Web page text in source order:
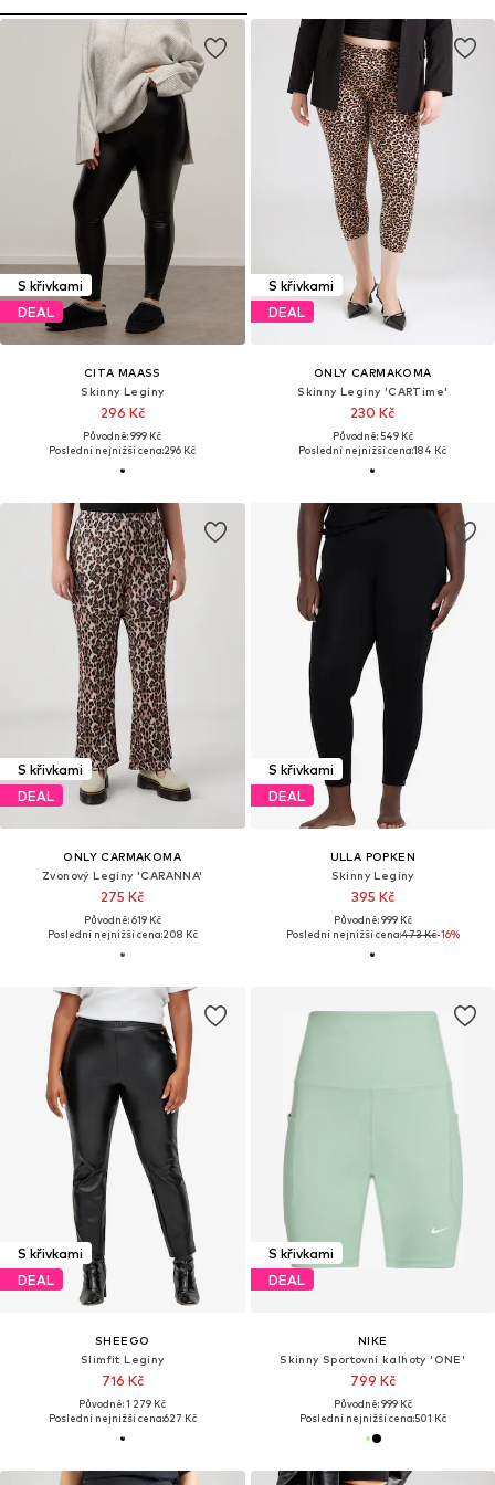
S křivkami
DEAL
CITA MAASS
Skinny Legíny
296 Kč
Původně: 999 Kč
Poslední nejnižší cena:296 Kč
S křivkami
DEAL
ONLY CARMAKOMA
Skinny Legíny 'CARTime'
230 Kč
Původně: 549 Kč
Poslední nejnižší cena:184 Kč
S křivkami
DEAL
ONLY CARMAKOMA
Zvonový Legíny 'CARANNA'
275 Kč
Původně: 619 Kč
Poslední nejnižší cena:208 Kč
S křivkami
DEAL
ULLA POPKEN
Skinny Legíny
395 Kč
Původně: 999 Kč
Poslední nejnižší cena:473 Kč-16%
S křivkami
DEAL
SHEEGO
Slimfit Legíny
716 Kč
Původně: 1 279 Kč
Poslední nejnižší cena:627 Kč
S křivkami
DEAL
NIKE
Skinny Sportovní kalhoty 'ONE'
799 Kč
Původně: 999 Kč
Poslední nejnižší cena:501 Kč